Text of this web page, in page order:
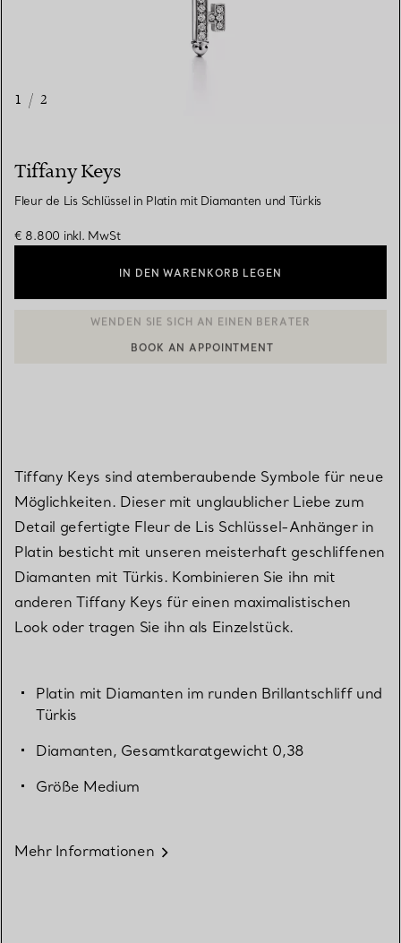
1 / 2
Tiffany Keys
Fleur de Lis Schlüssel in Platin mit Diamanten und Türkis
€ 8.800 inkl. MwSt
IN DEN WARENKORB LEGEN
EINEN KUNDENBERATER KONTAKTIEREN ODER EINEN
Tiffany Keys sind atemberaubende Symbole für neue
Möglichkeiten. Dieser mit unglaublicher Liebe zum
Detail gefertigte Fleur de Lis Schlüssel-Anhänger in
Platin besticht mit unseren meisterhaft geschliffenen
Diamanten mit Türkis. Kombinieren Sie ihn mit
anderen Tiffany Keys für einen maximalistischen
Look oder tragen Sie ihn als Einzelstück.
Platin mit Diamanten im runden Brillantschliff und
Türkis
Diamanten, Gesamtkaratgewicht 0,38
Größe Medium
Mehr Informationen